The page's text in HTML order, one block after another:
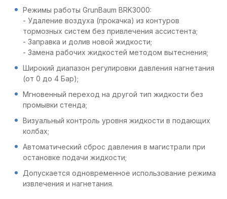
Режимы работы GrunBaum BRK3000:
- Удаление воздуха (прокачка) из контуров
тормозных систем без привлечения ассистента;
- Заправка и долив новой жидкости;
- Замена рабочих жидкостей методом вытеснения;
Широкий диапазон регулировки давления нагнетания
(от 0 до 4 Бар);
Мгновенный переход на другой тип жидкости без
промывки стенда;
Визуальный контроль уровня жидкости в подающих
колбах;
Автоматический сброс давления в магистрали при
остановке подачи жидкости;
Допускается одновременное использование режима
извлечения и нагнетания.